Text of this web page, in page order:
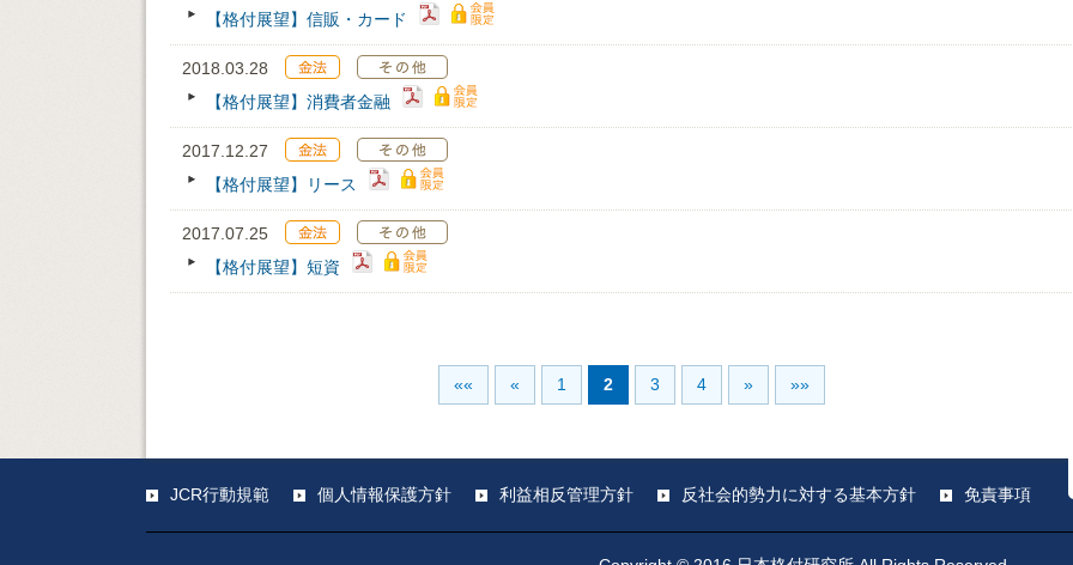
【格付展望】信販・カード
2018.03.28
【格付展望】消費者金融
2017.12.27
【格付展望】リース
2017.07.25
【格付展望】短資
«« « 1 2 3 4 » »»
JCR行動規範 個人情報保護方針 利益相反管理方針 反社会的勢力に対する基本方針 免責事項